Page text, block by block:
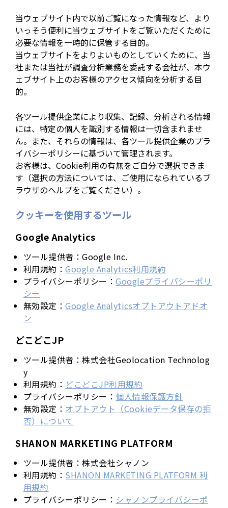
当ウェブサイト内で以前ご覧になった情報など、より
いっそう便利に当ウェブサイトをご覧いただくために
必要な情報を一時的に保管する目的。
当ウェブサイトをよりよいものとしていくために、当
社または当社が調査分析業務を委託する会社が、本ウ
ェブサイト上のお客様のアクセス傾向を分析する目
的。
各ツール提供企業により収集、記録、分析される情報
には、特定の個人を識別する情報は一切含まれませ
ん。また、それらの情報は、各ツール提供企業のプラ
イバシーポリシーに基づいて管理されます。
お客様は、Cookie利用の有無をご自分で選択できま
す（選択の方法については、ご使用になられているブ
ラウザのヘルプをご覧ください）。
クッキーを使用するツール
Google Analytics
ツール提供者：Google Inc.
利用規約：Google Analytics利用規約
プライバシーポリシー：Googleプライバシーポリ
シー
無効設定：Google Analyticsオプトアウトアドオ
ン
どこどこJP
ツール提供者：株式会社Geolocation Technolog
y
利用規約： どこどこJP利用規約
プライバシーポリシー： 個人情報保護方針
無効設定： オプトアウト（Cookieデータ保存の拒
否）について
SHANON MARKETING PLATFORM
ツール提供者：株式会社シャノン
利用規約： SHANON MARKETING PLATFORM 利
用規約
プライバシーポリシー： シャノンプライバシーポ